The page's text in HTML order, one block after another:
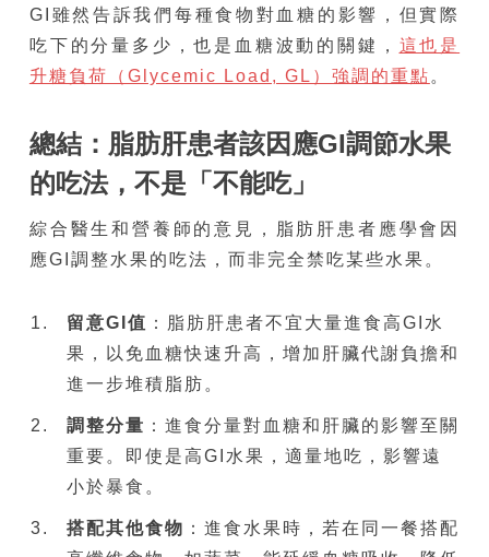
GI雖然告訴我們每種食物對血糖的影響，但實際
吃下的分量多少，也是血糖波動的關鍵， 這也是
升糖負荷（Glycemic Load, GL）強調的重點 。
總結：脂肪肝患者該因應GI調節水果
的吃法，不是「不能吃」
綜合醫生和營養師的意見，脂肪肝患者應學會因
應GI調整水果的吃法，而非完全禁吃某些水果。
留意GI 值 ：脂肪肝患者不宜大量進食高GI水
果，以免血糖快速升高，增加肝臟代謝負擔和
進一步堆積脂肪。
調整分量 ：進食分量對血糖和肝臟的影響至關
重要。即使是高GI水果，適量地吃，影響遠
小於暴食。
搭配其他食物 ：進食水果時，若在同一餐搭配